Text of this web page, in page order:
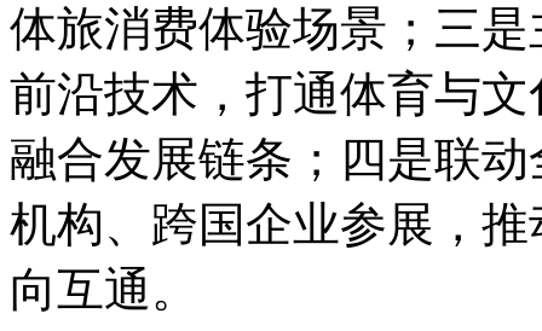
体旅消费体验场景；三
前沿技术，打通体育与
融合发展链条；四是联
机构、跨国企业参展，
向互通。